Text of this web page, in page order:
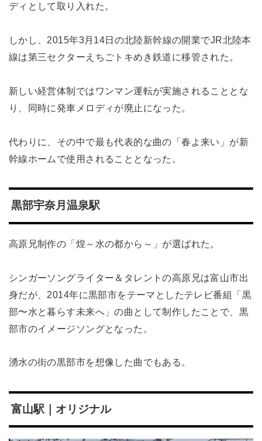
ディとして取り入れた。
しかし、2015年3月14日の北陸新幹線の開業でJR北陸本
線は第三セクターえちごトキめき鉄道に移管された。
新しい経営体制ではワンマン運転が実施されることとな
り、同時に発車メロディが廃止になった。
代わりに、その中で最も代表的な曲の「春よ来い」が新
幹線ホームで使用されることとなった。
黒部宇奈月温泉駅
高原兄制作の「煌～水の都から～」が選ばれた。
シンガーソングライター＆タレントの高原兄は富山市出
身だが、2014年に黒部市をテーマとしたテレビ番組「黒
部〜水と暮らす未来へ」の曲として制作したことで、黒
部市のイメージソングとなった。
湧水の街の黒部市を想像した曲でもある。
富山駅｜オリジナル